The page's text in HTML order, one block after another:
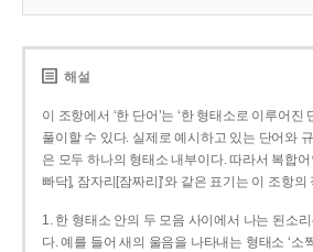
해설
이 조항에서 ‘한 단어’는 ‘한 형태소로 이루어진
풀이할 수 있다. 실제로 예시하고 있는 단어와
은 모두 하나의 형태소 내부이다. 따라서 복합
빠닥], 잠자리[잠짜리]’와 같은 표기는 이 조항
1. 한 형태소 안의 두 모음 사이에서 나는 된소
다. 예를 들어 새의 울음을 나타내는 형태소 ‘소쩍